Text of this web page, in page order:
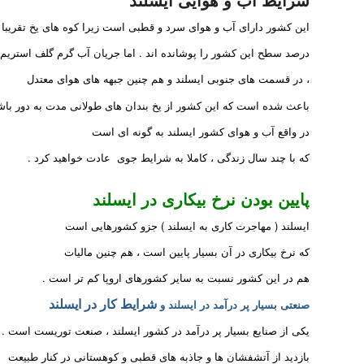
این کشور دارای آب و هوای سرد و قطبی است زیرا کوه های یخ تقریبا
درصد سطح این کشور را پوشانده اند . اما جریان آب گرم گلف استریم
، در قسمت های جنوبی ایسلند و هم چنین جبهه های هوای معتدل
باعث شده است که این کشور از یخ بندان های طولانی مدت به دور
در واقع آب و هوای کشور ایسلند به گونه ای است
که با چند سال زندگی ، کاملا به شرایط جوی عادت خواهید کرد .
پایین بودن نرخ بیکاری در ایسلند
ایسلند ( مهاجرت کاری به ایسلند ) جزو کشورهایی است
که نرخ بیکاری در آن بسیار پایین است ، هم چنین مالیات
هم در این کشور نسبت به سایر کشورهای اروپا کم تر است .
صنعتی بسیار پر درآمد در ایسلند و شرایط کار در ایسلند
یکی از صنایع بسیار پر درآمد در کشور ایسلند ، صنعت توریست است .
بازدید از آتشفشان ها و جاذبه های قطبی و کوهستانی در کنار طبیعت